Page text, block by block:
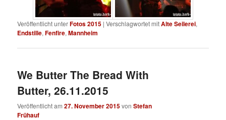
Veröffentlicht unterFotos 2015 |Verschlagwortet mitAlte Seilerei,
Endstille,Fenfire,Mannheim
We Butter The Bread With
Butter, 26.11.2015
Veröffentlicht am27. November 2015vonStefan
Frühauf